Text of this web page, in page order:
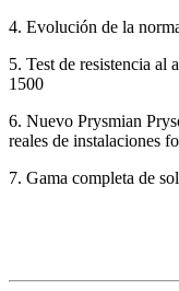
4. Evolución de la
5. Test de resistencia
1500
6. Nuevo Prysmian
reales de instalaciones
7. Gama completa de